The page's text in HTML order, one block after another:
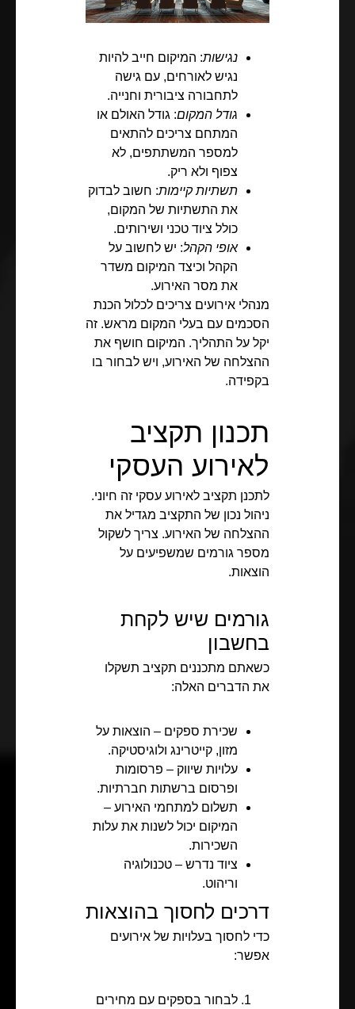
נגישות: המיקום חייב להיות
נגיש לאורחים, עם גישה
לתחבורה ציבורית וחנייה.
גודל המקום: גודל האולם או
המתחם צריכים להתאים
למספר המשתתפים, לא
צפוף ולא ריק.
תשתיות קיימות: חשוב לבדוק
את התשתיות של המקום,
כולל ציוד טכני ושירותים.
אופי הקהל: יש לחשוב על
הקהל וכיצד המיקום משדר
את מסר האירוע.
מנהלי אירועים צריכים לכלול הכנת
הסכמים עם בעלי המקום מראש. זה
יקל על התהליך. המיקום חושף את
ההצלחה של האירוע, ויש לבחור בו
בקפידה.
תכנון תקציב
לאירוע העסקי
לתכנן תקציב לאירוע עסקי זה חיוני.
ניהול נכון של התקציב מגדיל את
ההצלחה של האירוע. צריך לשקול
מספר גורמים שמשפיעים על
הוצאות.
גורמים שיש לקחת
בחשבון
כשאתם מתכננים תקציב תשקלו
את הדברים האלה:
שכירת ספקים – הוצאות על
מזון, קייטרינג ולוגיסטיקה.
עלויות שיווק – פרסומות
ופרסום ברשתות חברתיות.
תשלום למתחמי האירוע –
המיקום יכול לשנות את עלות
השכירות.
ציוד נדרש – טכנולוגיה
וריהוט.
דרכים לחסוך בהוצאות
כדי לחסוך בעלויות של אירועים
אפשר:
לבחור בספקים עם מחירים